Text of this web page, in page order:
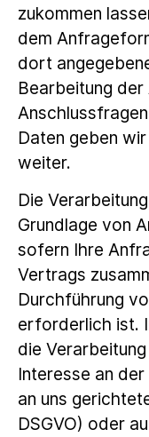
zukommen
dem
dort
Bearbeitung
Daten geben
weiter.
Die
Grundlage von
sofern Ihre
Vertrags
Durchführung
erforderlich ist.
die
Interesse an
an uns
DSGVO) oder